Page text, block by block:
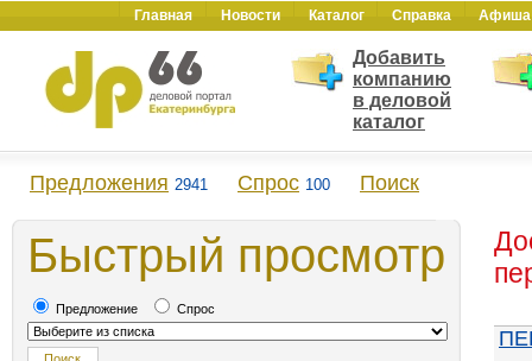
Главная Новости Каталог Справка Афиша
Добавить
компанию
в деловой
каталог
Предложения 2941 Спрос 100 Поиск
Быстрый просмотр
Предложение Спрос